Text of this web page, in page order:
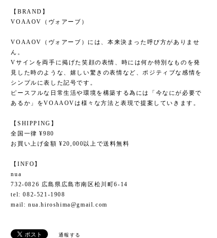
【BRAND】
VOAAOV（ヴォアーブ）
VOAAOV（ヴォアーブ）には、本来決まった呼び方がありませ
ん。
Vサインを両手に掲げた笑顔の表情、時には何か特別なものを発
見した時のような、嬉しい驚きの表情など、ポジティブな感情を
シンプルに表した記号です。
ピースフルな日常生活や環境を構築する為には「今なにが必要で
あるか」をVOAAOVは様々な方法と表現で提案していきます。
【SHIPPING】
全国一律 ¥980
お買い上げ金額 ¥20,000以上で送料無料
【INFO】
nua
732-0826 広島県広島市南区松川町6-14
tel: 082-521-1908
mail: nua.hiroshima@gmail.com
通報する